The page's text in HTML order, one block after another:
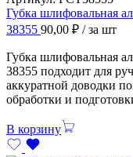
Губка шлифовальная
38355 90,00 ₽ / за шт
Губка шлифовальная
38355 подходит для
аккуратной доводки
обработки и
В корзину